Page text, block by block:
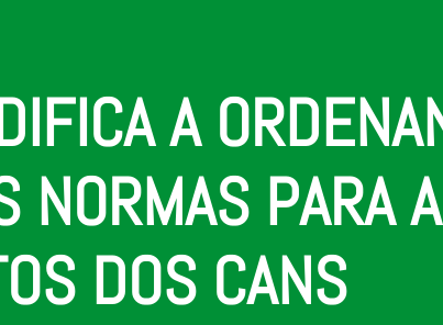
A
NORMAS PARA A
DOS CANS